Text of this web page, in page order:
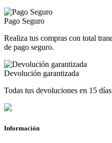
Pago Seguro
Realiza tus compras con total
de pago seguro.
Devolución garantizada
Todas tus devoluciones en 15 días
Información